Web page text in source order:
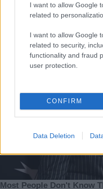
I want to allow Google
related to
I want to allow Google
related to security,
functionality and fraud
user protection.
CONFIRM
Data Deletion